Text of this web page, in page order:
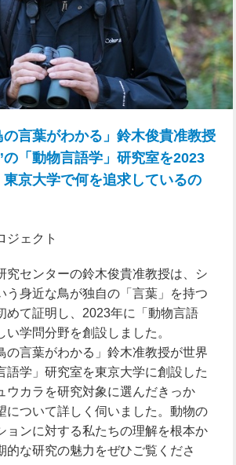
の言葉がわかる」鈴木俊貴准教授
の「動物言語学」研究室を2023
京大学で何を追求しているの
ジェクト
究センターの鈴木俊貴准教授は、シ
う身近な鳥が独自の「言葉」を持つ
めて証明し、2023年に「動物言語
い学問分野を創設しました。
の言葉がわかる」鈴木准教授が世界
語学」研究室を東京大学に創設した
ウカラを研究対象に選んだきっか
について詳しく伺いました。動物の
ョンに対する私たちの理解を根本か
的な研究の魅力をぜひご覧くださ